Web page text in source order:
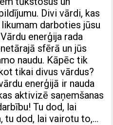
Divi vārdi, kas
darboties jūsu
enerģija rada
sfērā un jūs
naudu. Kāpēc tik
tikai divus vārdus?
enerģijā ir nauda
aktivizē saņemšanas
Tu dod, lai
tu dod, lai vairotu to,…